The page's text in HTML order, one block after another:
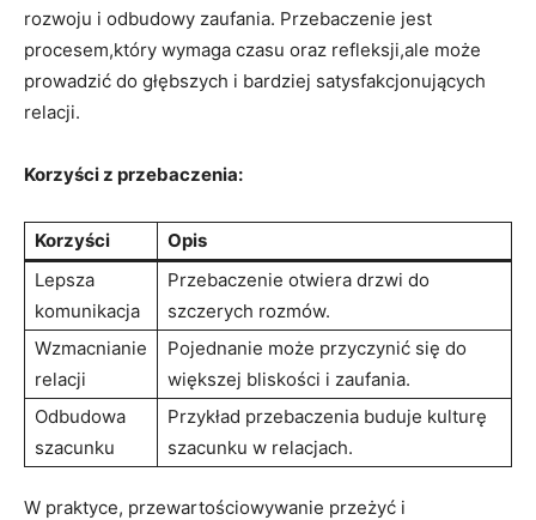
rozwoju‍ i odbudowy zaufania. Przebaczenie ‍jest‌
procesem,który wymaga czasu oraz refleksji,ale może
prowadzić do głębszych i bardziej satysfakcjonujących
relacji.
Korzyści z przebaczenia:
Korzyści
Opis
Lepsza
komunikacja
Przebaczenie otwiera drzwi ‍do
szczerych rozmów.
Wzmacnianie
relacji
Pojednanie ​może przyczynić się do
większej bliskości i zaufania.
Odbudowa
szacunku
Przykład przebaczenia buduje kulturę
szacunku w relacjach.
W praktyce, przewartościowywanie przeżyć i